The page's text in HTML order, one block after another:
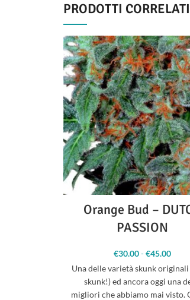
PRODOTTI CORRELATI
Orange Bud –
PASSION
€30.00-€45.00
Una delle varietà skunk originali
skunk!) ed ancora oggi una
migliori che abbiamo mai visto.